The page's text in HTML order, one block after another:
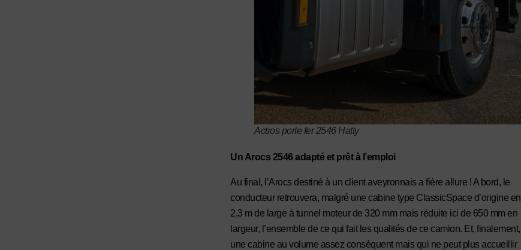
Actros porte fer 2546 Hatty
Un Arocs 2546 adapté et prêt à l’emploi
Au final, l’Arocs destiné à un client aveyronnais a fière allure ! A bord, le
conducteur retrouvera, malgré une cabine type ClassicSpace d’origine en
2,3 m de large à tunnel moteur de 320 mm mais réduite ici de 650 mm en
largeur, l’ensemble de ce qui fait les qualités de ce camion. Et, finalement,
une cabine au volume assez conséquent mais qui ne peut plus accueillir